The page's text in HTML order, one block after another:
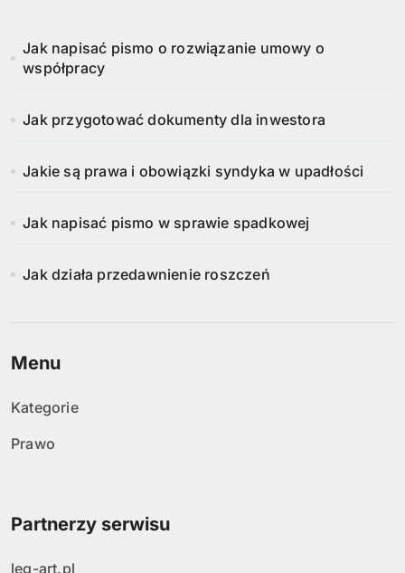
Jak napisać pismo o rozwiązanie umowy o
współpracy
Jak przygotować dokumenty dla inwestora
Jakie są prawa i obowiązki syndyka w upadłości
Jak napisać pismo w sprawie spadkowej
Jak działa przedawnienie roszczeń
Menu
Kategorie
Prawo
Partnerzy serwisu
leg-art.pl